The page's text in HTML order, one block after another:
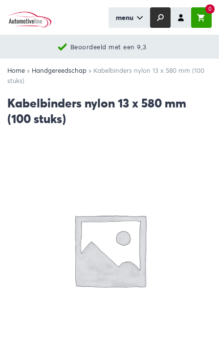
menu
0
Beoordeeld met een 9,3
Home » Handgereedschap » Kabelbinders nylon 13 x 580 mm (100
stuks)
Kabelbinders nylon 13 x 580 mm
(100 stuks)